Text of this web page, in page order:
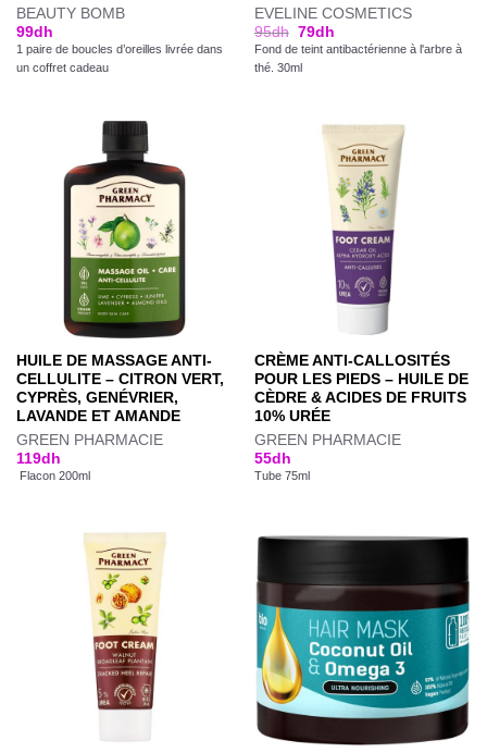
BEAUTY BOMB
99dh
1 paire de boucles d’oreilles livrée dans
un coffret cadeau
EVELINE COSMETICS
95dh 79dh
Fond de teint antibactérienne à l'arbre à
thé. 30ml
HUILE DE MASSAGE ANTI-
CELLULITE – CITRON VERT,
CYPRÈS, GENÉVRIER,
LAVANDE ET AMANDE
GREEN PHARMACIE
119dh
Flacon 200ml
CRÈME ANTI-CALLOSITÉS
POUR LES PIEDS – HUILE DE
CÈDRE & ACIDES DE FRUITS
10% URÉE
GREEN PHARMACIE
55dh
Tube 75ml